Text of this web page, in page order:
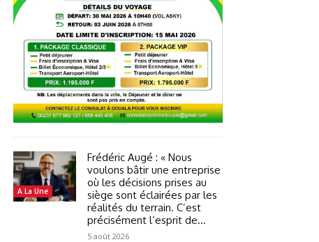
A La Une
Frédéric Augé : « Nous
voulons bâtir une entreprise
où les décisions prises au
siège sont éclairées par les
réalités du terrain. C’est
précisément l’esprit de...
5 août 2026